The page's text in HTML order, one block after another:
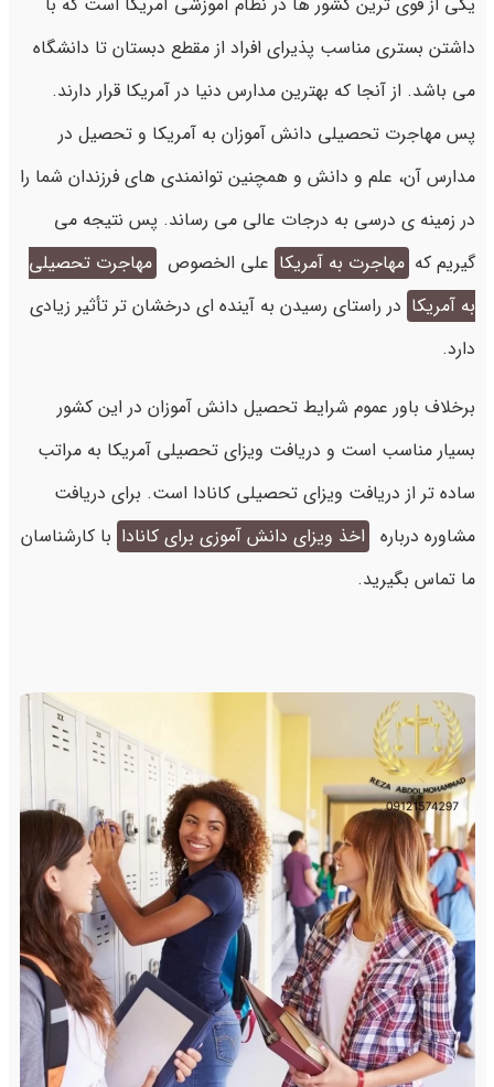
داشتن بستری مناسب پذیرای افراد از مقطع دبستان تا دانشگاه
می باشد. از آنجا که بهترین مدارس دنیا در آمریکا قرار دارند.
پس مهاجرت تحصیلی دانش آموزان به آمریکا و تحصیل در
مدارس آن، علم و دانش و همچنین توانمندی های فرزندان شما را
در زمینه ی درسی به درجات عالی می رساند. پس نتیجه می
گیریم که مهاجرت به آمریکا علی الخصوص مهاجرت تحصیلی
به آمریکا در راستای رسیدن به آینده ای درخشان تر تأثیر زیادی
دارد.
برخلاف باور عموم شرایط تحصیل دانش آموزان در این کشور
بسیار مناسب است و دریافت ویزای تحصیلی آمریکا به مراتب
ساده تر از دریافت ویزای تحصیلی کانادا است. برای دریافت
مشاوره درباره اخذ ویزای دانش آموزی برای کانادا با کارشناسان
ما تماس بگیرید.